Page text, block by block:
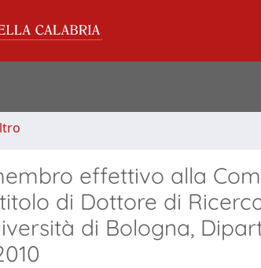
effettivo alla
di Dottore di
di Bologna,